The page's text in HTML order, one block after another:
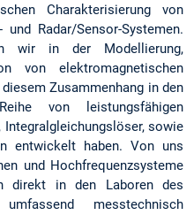
Charakterisierung von
Radar/Sensor-Systemen.
wir in der Modellierung,
von elektromagnetischen
Zusammenhang in den
von leistungsfähigen
Integralgleichungslöser, sowie
entwickelt haben. Von uns
und Hochfrequenzsysteme
direkt in den Laboren des
messtechnisch